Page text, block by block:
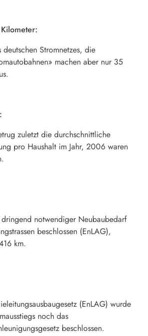
deutschen Stromnetzes, die
machen aber nur 35
zuletzt die durchschnittliche
pro Haushalt im Jahr, 2006 waren
notwendiger Neubaubedarf
beschlossen (EnLAG),
km.
(EnLAG) wurde
noch das
beschlossen.